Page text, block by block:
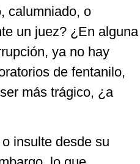
calumniado, o
un juez? ¿En alguna
ya no hay
de fentanilo,
más trágico, ¿a
insulte desde su